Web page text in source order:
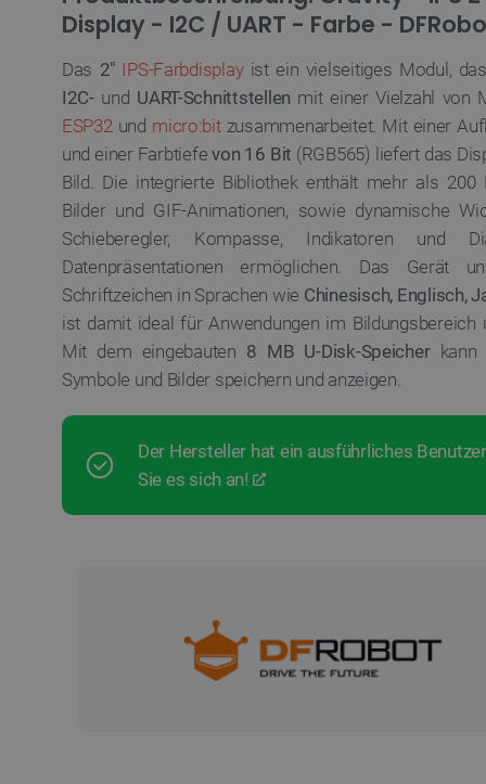
Display - I2C / UART - Farbe -
Das 2" IPS-Farbdisplayist ein vielseitiges Modul,
I2C-und UART-Schnittstellen mit einer Vielzahl von
ESP32und micro:bitzusammenarbeitet. Mit einer
und einer Farbtiefevon 16 Bit (RGB565) liefert das
Bild. Die integrierte Bibliothek enthält mehr als 200
Bilder und GIF-Animationen, sowie dynamische
Schieberegler, Kompasse, Indikatoren und
Datenpräsentationen ermöglichen. Das Gerät
Schriftzeichen in Sprachen wie Chinesisch, Englisch,
ist damit ideal für Anwendungen im Bildungsbereich
Mit dem eingebauten 8 MB U-Disk-Speicherkann
Symbole und Bilder speichern und anzeigen.
Der Hersteller hat ein ausführliches
Sie es sich an!